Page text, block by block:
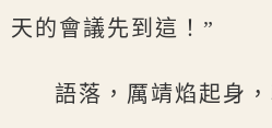
天的會議先到這！”
語落，厲靖焰起身，